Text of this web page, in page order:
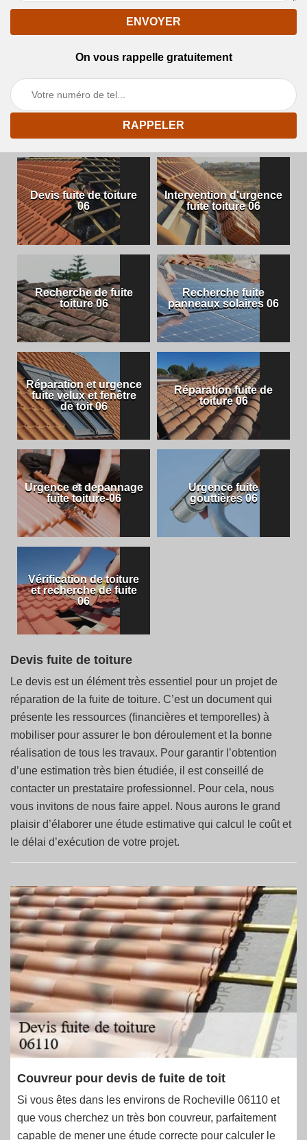
On vous rappelle gratuitement
Devis fuite de toiture
06
Intervention d'urgence
fuite toiture 06
Recherche de fuite
toiture 06
Recherche fuite
panneaux solaires 06
Réparation et urgence
fuite velux et fenêtre
de toit 06
Réparation fuite de
toiture 06
Urgence et depannage
fuite toiture-06
Urgence fuite
gouttières 06
Vérification de toiture
et recherche de fuite
06
Devis fuite de toiture
Le devis est un élément très essentiel pour un projet de
réparation de la fuite de toiture. C’est un document qui
présente les ressources (financières et temporelles) à
mobiliser pour assurer le bon déroulement et la bonne
réalisation de tous les travaux. Pour garantir l’obtention
d’une estimation très bien étudiée, il est conseillé de
contacter un prestataire professionnel. Pour cela, nous
vous invitons de nous faire appel. Nous aurons le grand
plaisir d’élaborer une étude estimative qui calcul le coût et
le délai d’exécution de votre projet.
Couvreur pour devis de fuite de toit
Si vous êtes dans les environs de Rocheville 06110 et
que vous cherchez un très bon couvreur, parfaitement
capable de mener une étude correcte pour calculer le